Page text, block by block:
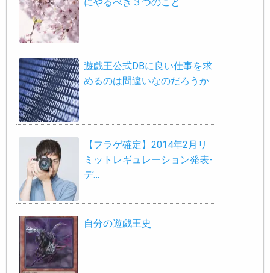
遊戯王公式DBに良い仕事を求
めるのは間違いなのだろうか
【フラゲ確定】2014年2月リ
ミットレギュレーション発表-
デ…
自分の遊戯王史